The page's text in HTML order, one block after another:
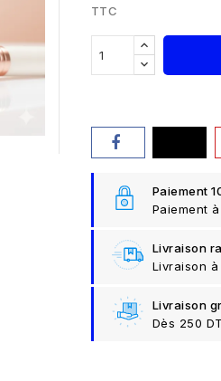
TTC
Paiement
Paiement
Livraison
Livraison
Livraison
Dès 250